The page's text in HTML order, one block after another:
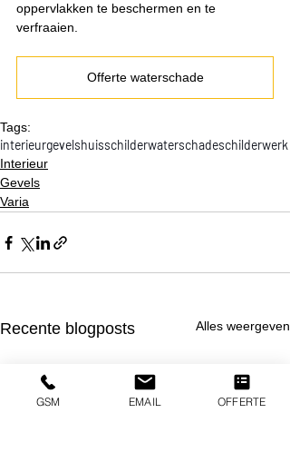
oppervlakken te beschermen en te
verfraaien.
Offerte waterschade
Tags:
interieurgevelshuisschilderwaterschadeschilderwerk
Interieur
Gevels
Varia
Recente blogposts Alles weergeven
GSM EMAIL OFFERTE